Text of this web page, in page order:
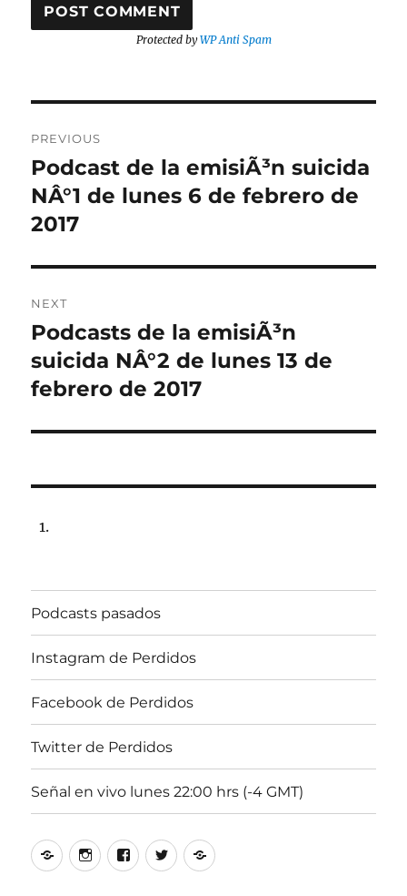
Protected byWP Anti Spam
navigation
PREVIOUS
Previous
post:
Podcast de la emisiÃ³n suicida
NÂ°1 de lunes 6 de febrero de
2017
NEXT
Next
post:
Podcasts de la emisiÃ³n
suicida NÂ°2 de lunes 13 de
febrero de 2017
Podcasts pasados
Instagram de Perdidos
Facebook de Perdidos
Twitter de Perdidos
Señal en vivo lunes 22:00 hrs (-4 GMT)
PodcastsInstagram
Facebook
TwitterSeñal